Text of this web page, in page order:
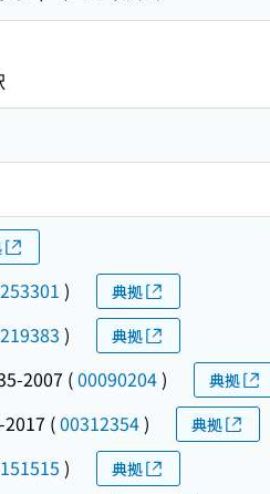
) 典拠
) 典拠
2007 (00090204) 典拠
2017 (00312354) 典拠
) 典拠